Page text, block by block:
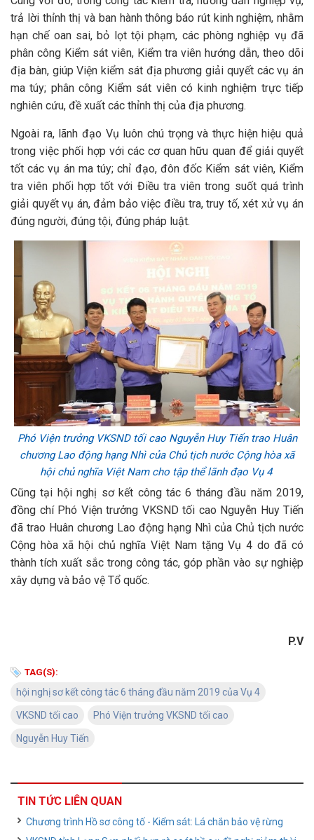
trả lời thỉnh thị và ban hành thông báo rút kinh nghiệm, nhằm
hạn chế oan sai, bỏ lọt tội phạm, các phòng nghiệp vụ đã
phân công Kiểm sát viên, Kiểm tra viên hướng dẫn, theo dõi
địa bàn, giúp Viện kiểm sát địa phương giải quyết các vụ án
ma túy; phân công Kiểm sát viên có kinh nghiệm trực tiếp
nghiên cứu, đề xuất các thỉnh thị của địa phương.
Ngoài ra, lãnh đạo Vụ luôn chú trọng và thực hiện hiệu quả
trong việc phối hợp với các cơ quan hữu quan để giải quyết
tốt các vụ án ma túy; chỉ đạo, đôn đốc Kiểm sát viên, Kiểm
tra viên phối hợp tốt với Điều tra viên trong suốt quá trình
giải quyết vụ án, đảm bảo việc điều tra, truy tố, xét xử vụ án
đúng người, đúng tội, đúng pháp luật.
Phó Viện trưởng VKSND tối cao Nguyễn Huy Tiến trao Huân
chương Lao động hạng Nhì của Chủ tịch nước Cộng hòa xã
hội chủ nghĩa Việt Nam cho tập thể lãnh đạo Vụ 4
Cũng tại hội nghị sơ kết công tác 6 tháng đầu năm 2019,
đồng chí Phó Viện trưởng VKSND tối cao Nguyễn Huy Tiến
đã trao Huân chương Lao động hạng Nhì của Chủ tịch nước
Cộng hòa xã hội chủ nghĩa Việt Nam tặng Vụ 4 do đã có
thành tích xuất sắc trong công tác, góp phần vào sự nghiệp
xây dựng và bảo vệ Tổ quốc.
P.V
TAG(S):
hội nghị sơ kết công tác 6 tháng đầu năm 2019 của Vụ 4
VKSND tối cao Phó Viện trưởng VKSND tối cao
Nguyễn Huy Tiến
TIN TỨC LIÊN QUAN
Chương trình Hồ sơ công tố - Kiểm sát: Lá chắn bảo vệ rừng